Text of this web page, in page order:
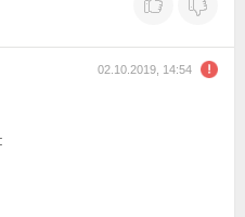
02.10.2019, 14:54